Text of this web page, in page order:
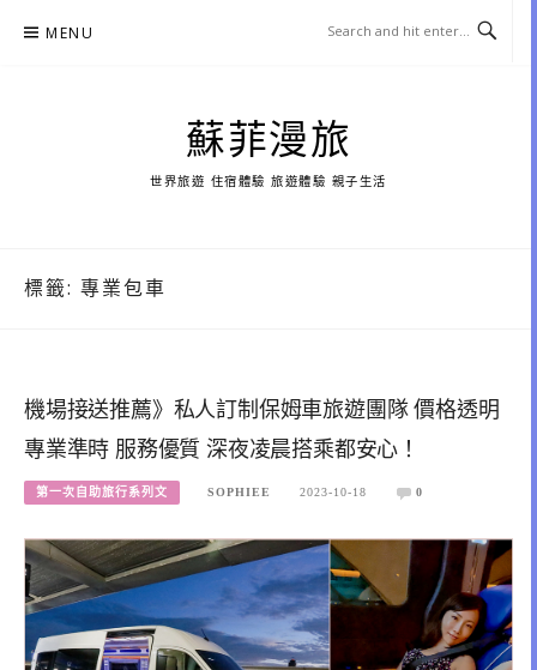
MENU
蘇菲漫旅
世界旅遊 住宿體驗 旅遊體驗 親子生活
標籤: 專業包車
機場接送推薦》私人訂制保姆車旅遊團隊 價格透明
專業準時 服務優質 深夜凌晨搭乘都安心！
第一次自助旅行系列文 SOPHIEE 2023-10-18 0